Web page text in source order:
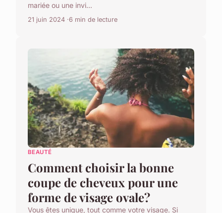
mariée ou une invi...
21 juin 2024 6 min de lecture
BEAUTÉ
Comment choisir la bonne
coupe de cheveux pour une
forme de visage ovale?
Vous êtes unique, tout comme votre visage. Si